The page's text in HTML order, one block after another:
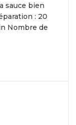
sauce bien
: 20
Nombre de